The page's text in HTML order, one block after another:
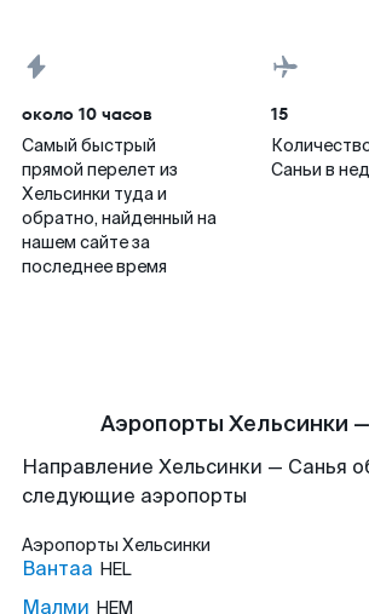
около 10 часов
Самый быстрый
прямой перелет из
Хельсинки туда и
обратно, найденный на
нашем сайте за
последнее время
15
Саньи в
Аэропорты Хельсинки
Направление Хельсинки — Санья
следующие аэропорты
Аэропорты Хельсинки
Вантаа HEL
Малми HEM